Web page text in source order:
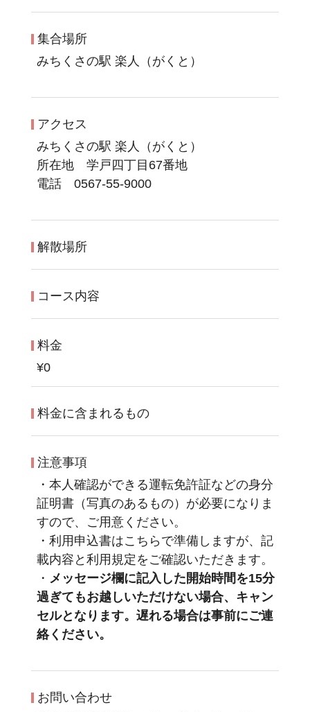
集合場所
みちくさの駅 楽人（がくと）
アクセス
みちくさの駅 楽人（がくと）
所在地 学戸四丁目67番地
電話 0567-55-9000
解散場所
コース内容
料金
¥0
料金に含まれるもの
注意事項
・本人確認ができる運転免許証などの身分
証明書（写真のあるもの）が必要になりま
すので、ご用意ください。
・利用申込書はこちらで準備しますが、記
載内容と利用規定をご確認いただきます。
・ メッセージ欄に記入した開始時間を15分
過ぎてもお越しいただけない場合、キャン
セルとなります。遅れる場合は事前にご連
絡ください。
お問い合わせ